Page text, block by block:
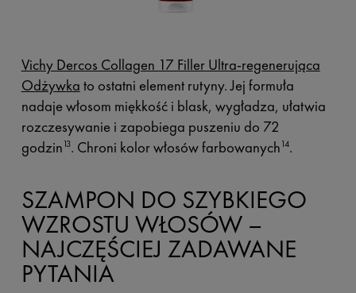
Vichy Dercos Collagen 17 Filler Ultra-regenerująca
Odżywka to ostatni element rutyny. Jej formuła
nadaje włosom miękkość i blask, wygładza, ułatwia
rozczesywanie i zapobiega puszeniu do 72
godzin 13. Chroni kolor włosów farbowanych 14.
SZAMPON DO SZYBKIEGO
WZROSTU WŁOSÓW –
NAJCZĘŚCIEJ ZADAWANE
PYTANIA